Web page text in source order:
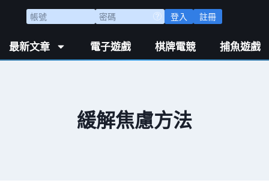
登入 註冊
最新文章 電子遊戲 棋牌電競 捕魚遊戲
緩解焦慮方法